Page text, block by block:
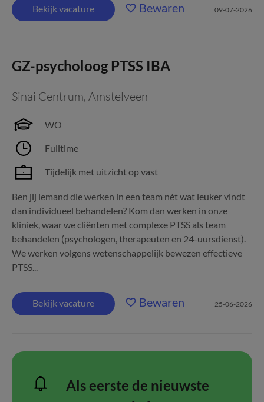
Bekijk vacature Bewaren 09-07-2026
GZ-psycholoog PTSS IBA
Sinai Centrum, Amstelveen
WO
Fulltime
Tijdelijk met uitzicht op vast
Ben jij iemand die werken in een team nét wat leuker vindt
dan individueel behandelen? Kom dan werken in onze
kliniek, waar we cliënten met complexe PTSS als team
behandelen (psychologen, therapeuten en 24-uursdienst).
We werken volgens wetenschappelijk bewezen effectieve
PTSS...
Bekijk vacature Bewaren 25-06-2026
Als eerste de nieuwste